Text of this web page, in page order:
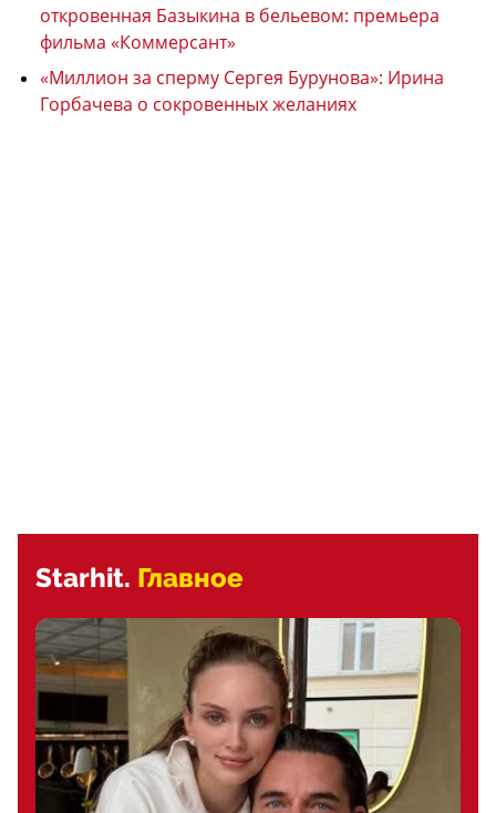
откровенная Базыкина в бельевом: премьера
фильма «Коммерсант»
«Миллион за сперму Сергея Бурунова»: Ирина
Горбачева о сокровенных желаниях
Starhit. Главное